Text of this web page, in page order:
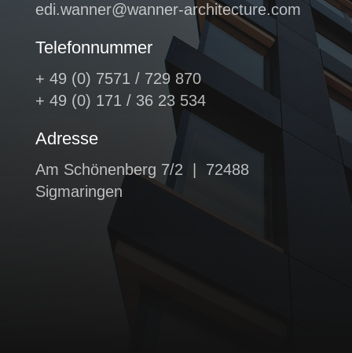
edi.wanner@wanner-architecture.com
Telefonnummer
+ 49 (0) 7571 / 729 870
+ 49 (0) 171 / 36 23 534
Adresse
Am Schönenberg 7/2 | 72488
Sigmaringen